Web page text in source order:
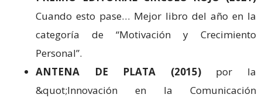
Cuando esto pase… Mejor libro del año en la
categoría de “Motivación y Crecimiento
Personal”.
ANTENA DE PLATA (2015)por la
&quot;Innovación en la Comunicación